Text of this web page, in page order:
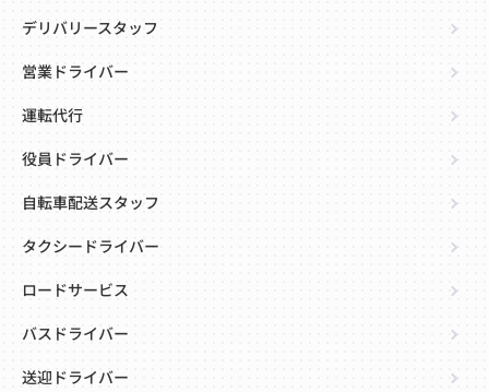
デリバリースタッフ
営業ドライバー
運転代行
役員ドライバー
自転車配送スタッフ
タクシードライバー
ロードサービス
バスドライバー
送迎ドライバー